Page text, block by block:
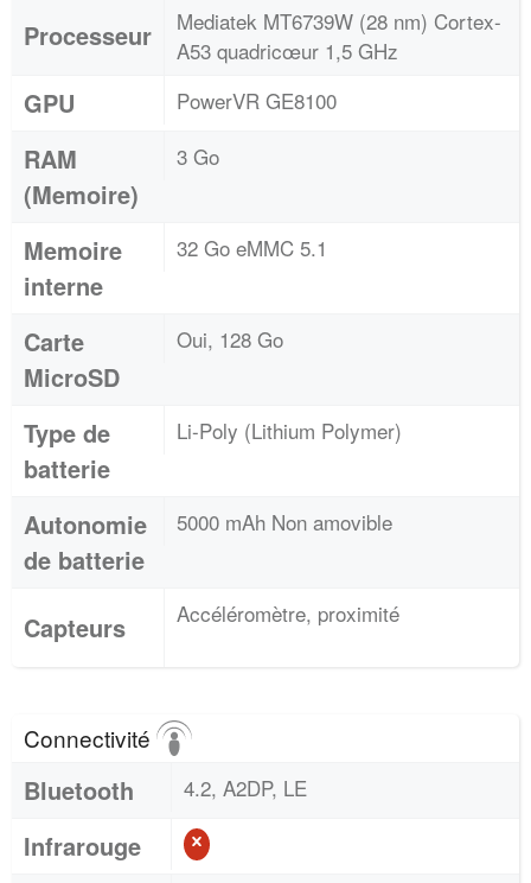
Processeur
Mediatek MT6739W (28 nm) Cortex-
A53 quadricœur 1,5 GHz
GPU PowerVR GE8100
RAM
(Memoire)
3 Go
Memoire
interne
32 Go eMMC 5.1
Carte
MicroSD
Oui, 128 Go
Type de
batterie
Li-Poly (Lithium Polymer)
Autonomie
de batterie
5000 mAh Non amovible
Capteurs Accéléromètre, proximité
Connectivité
Bluetooth 4.2, A2DP, LE
Infrarouge